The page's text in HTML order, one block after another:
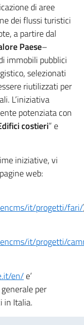
di aree
dei flussi turistici
a partire dal
Paese–
immobili pubblici
selezionati
riutilizzati per
L’iniziativa
potenziata con
costieri” e
iniziative, vi
web:
it/progetti/fari/
it/progetti/
en/e’
per
in Italia.